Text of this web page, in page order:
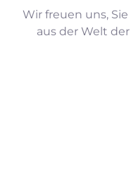
Wir freuen uns,
aus der Welt